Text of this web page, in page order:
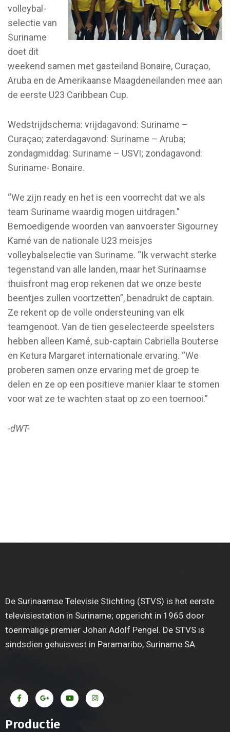
volleybal-
selectie van
Suriname
doet dit
weekend samen met gasteiland Bonaire, Curaçao,
Aruba en de Amerikaanse Maagdeneilanden mee aan
de eerste U23 Caribbean Cup.
Wedstrijdschema: vrijdagavond: Suriname –
Curaçao; zaterdagavond: Suriname – Aruba;
zondagmiddag: Suriname – USVI; zondagavond:
Suriname- Bonaire.
“We zijn ready en het is een voorrecht dat we als
team Suriname waardig mogen uitdragen.”
Bemoedigende woorden van aanvoerster Sigourney
Kamé van de nationale U23 meisjes
volleybalselectie van Suriname. “Ik verwacht sterke
tegenstand van alle landen, maar het Surinaamse
thuisfront mag erop rekenen dat we onze beste
beentjes zullen voortzetten”, benadrukt de captain.
Ze rekent op de volle ondersteuning van elk
teamgenoot. Van de tien geselecteerde speelsters
hebben alleen Kamé, sub-captain Cabriëlla Bouterse
en Ketura Margaret internationale ervaring. “We
proberen samen onze ervaring met de groep te
delen en ze op een positieve manier klaar te stomen
voor wat ze te wachten staat op zo een toernooi.”
-dWT-
De Surinaamse Televisie Stichting (STVS) is het eerste
televisiestation in Suriname; opgericht in 1965 door
toenmalige premier Johan Adolf Pengel. De STVS is
sindsdien gehuisvest in Paramaribo, Suriname SA.
Productie